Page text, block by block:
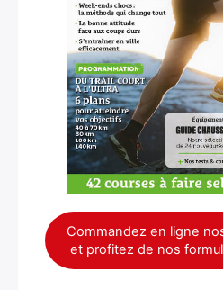
Commandez en ligne
et profitez de nos